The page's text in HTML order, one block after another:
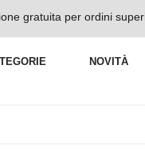
gratuita per ordini
NOVITÀ